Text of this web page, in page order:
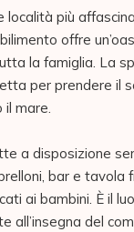
località più
offre
la famiglia. La
per prendere il
il mare.
a disposizione
bar e tavola
ai bambini. È il
all’insegna del